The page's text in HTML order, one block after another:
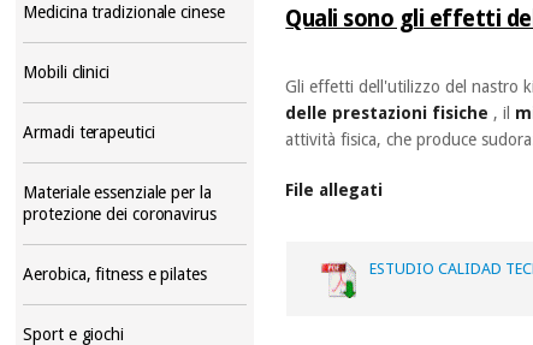
Medicina tradizionale cinese
Mobili clinici
Armadi terapeutici
Materiale essenziale per la
protezione dei coronavirus
Aerobica, fitness e pilates
Sport e giochi
Quali sono gli effetti
Gli effetti dell'utilizzo del nastro
delle prestazioni fisiche , il
attività fisica, che produce
File allegati
ESTUDIO CALIDAD